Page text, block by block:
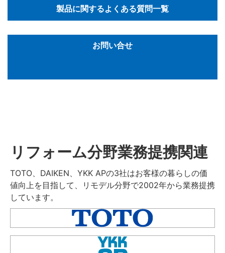
製品に関するよくある質問一覧
お問い合せ
リフォーム分野業務提携関連
TOTO、DAIKEN、YKK APの3社はお客様の暮らしの価
値向上を目指して、リモデル分野で2002年から業務提携
しています。